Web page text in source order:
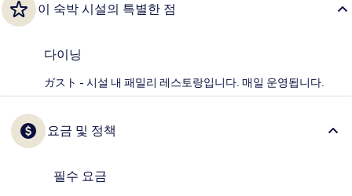
이 숙박 시설의 특별한 점
다이닝
ガスト - 시설 내 패밀리 레스토랑입니다. 매일 운영됩니다.
요금 및 정책
필수 요금